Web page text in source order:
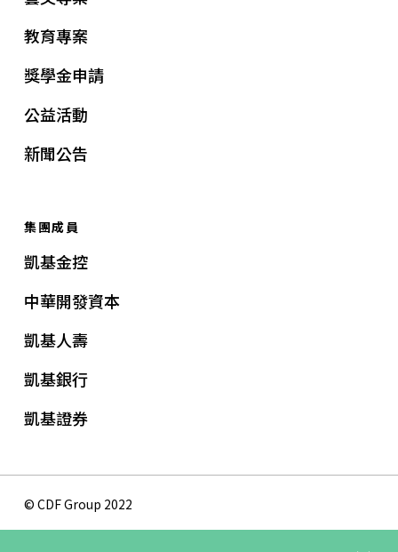
教育專案
獎學金申請
公益活動
新聞公告
集團成員
凱基金控
中華開發資本
凱基人壽
凱基銀行
凱基證券
© CDF Group 2022